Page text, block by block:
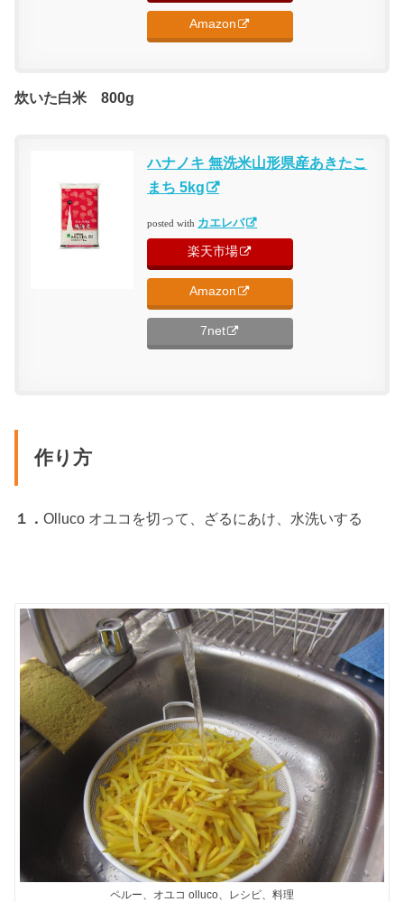
Amazon
炊いた白米 800g
ハナノキ 無洗米山形県産あきたこ
まち 5kg
posted with カエレバ
楽天市場
Amazon
7net
作り方
１．Olluco オユコを切って、ざるにあけ、水洗いする
ペルー、オユコ olluco、レシピ、料理